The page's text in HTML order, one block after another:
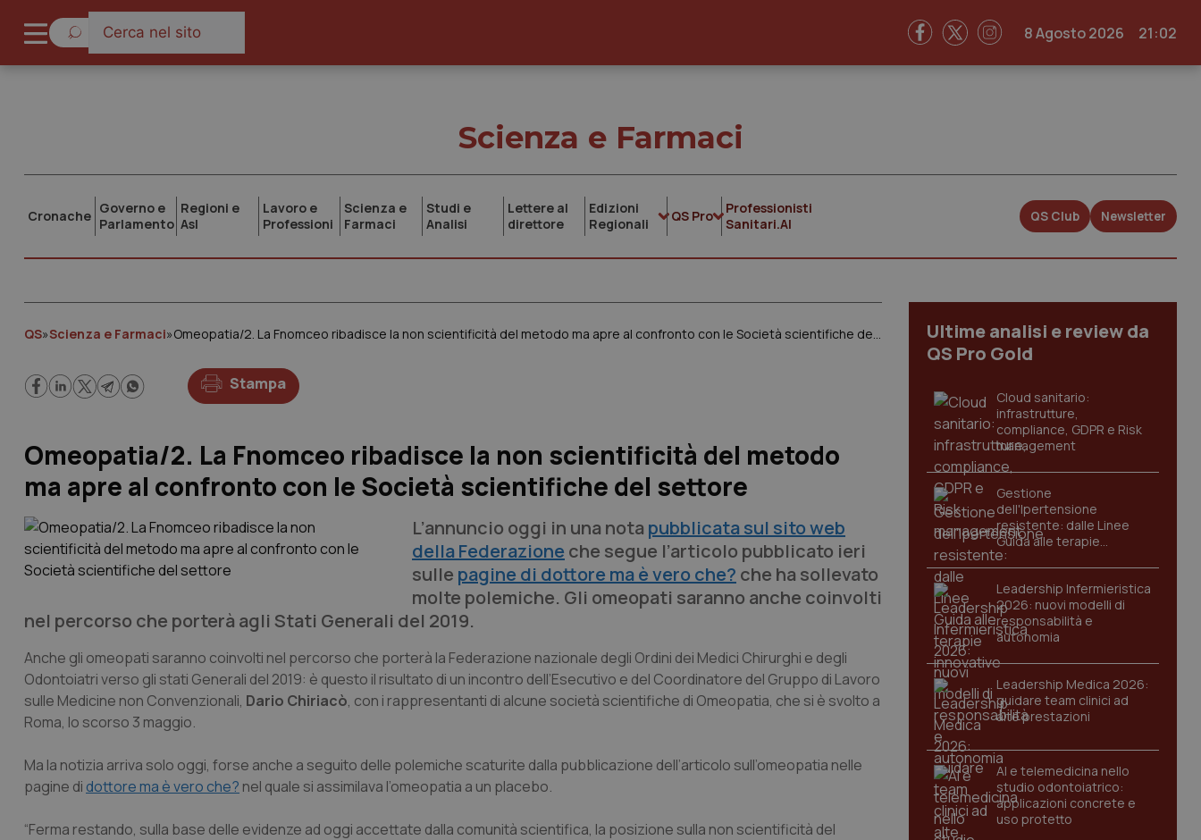
8 Agosto 2026 21:02
Scienza e Farmaci
Cronache Governo e
Parlamento
Regioni e
Asl
Lavoro e
Professioni
Scienza e
Farmaci
Studi e
Analisi
Lettere al
direttore
Edizioni
Regionali
QS Pro
Professionisti
Sanitari.AI
QS Club Newsletter
QS»Scienza e Farmaci» Omeopatia/2. La Fnomceo ribadisce la non scientificità del metodo ma apre al confronto con le Società scientifiche del settore
Stampa
Omeopatia/2. La Fnomceo ribadisce la non scientificità del metodo
ma apre al confronto con le Società scientifiche del settore
L’annuncio oggi in una nota pubblicata sul sito web
della Federazione che segue l’articolo pubblicato ieri
sulle pagine di dottore ma è vero che? che ha sollevato
molte polemiche. Gli omeopati saranno anche coinvolti
nel percorso che porterà agli Stati Generali del 2019.
Anche gli omeopati saranno coinvolti nel percorso che porterà la Federazione nazionale degli Ordini dei Medici Chirurghi e degli
Odontoiatri verso gli stati Generali del 2019: è questo il risultato di un incontro dell’Esecutivo e del Coordinatore del Gruppo di Lavoro
sulle Medicine non Convenzionali, Dario Chiriacò, con i rappresentanti di alcune società scientifiche di Omeopatia, che si è svolto a
Roma, lo scorso 3 maggio.
Ma la notizia arriva solo oggi, forse anche a seguito delle polemiche scaturite dalla pubblicazione dell’articolo sull’omeopatia nelle
pagine di dottore ma è vero che? nel quale si assimilava l’omeopatia a un placebo.
“Ferma restando, sulla base delle evidenze ad oggi accettate dalla comunità scientifica, la posizione sulla non scientificità del
Ultime analisi e review da
QS Pro Gold
Cloud sanitario:
infrastrutture,
compliance, GDPR e Risk
management
Gestione
dell'Ipertensione
resistente: dalle Linee
Guida alle terapie
innovative
Leadership Infermieristica
2026: nuovi modelli di
responsabilità e
autonomia
Leadership Medica 2026:
guidare team clinici ad
alte prestazioni
AI e telemedicina nello
studio odontoiatrico:
applicazioni concrete e
uso protetto